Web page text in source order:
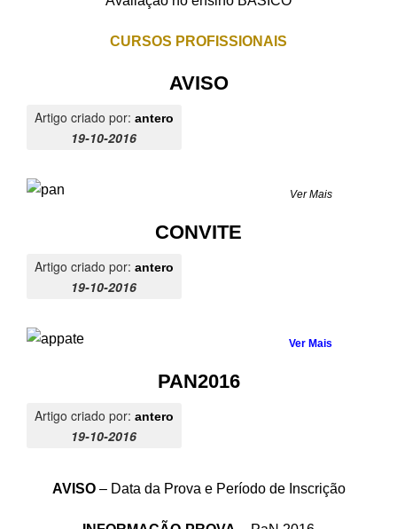
CURSOS PROFISSIONAIS
AVISO
Artigo criado por: antero
19-10-2016
Ver Mais
CONVITE
Artigo criado por: antero
19-10-2016
Ver Mais
PAN2016
Artigo criado por: antero
19-10-2016
AVISO– Data da Prova e Período de Inscrição